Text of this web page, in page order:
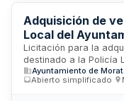
municipal. La
cuatrocientos mil
Adquisición de
Local del
Licitación para la
destinado a la Policía
Tajuña. El suministro
policial, serigrafía,
Ayuntamiento de
Abierto simplificado